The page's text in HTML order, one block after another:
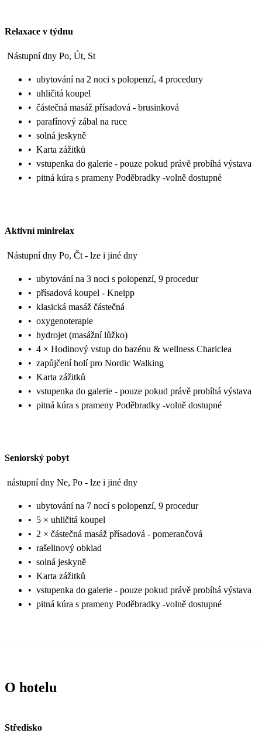
Relaxace v týdnu
Nástupní dny Po, Út, St
• ubytování na 2 noci s polopenzí, 4 procedury
• uhličitá koupel
• částečná masáž přísadová - brusinková
• parafínový zábal na ruce
• solná jeskyně
• Karta zážitků
• vstupenka do galerie - pouze pokud právě probíhá výstava
• pitná kúra s prameny Poděbradky -volně dostupné
Aktivní minirelax
Nástupní dny Po, Čt - lze i jiné dny
• ubytování na 3 noci s polopenzí, 9 procedur
• přísadová koupel - Kneipp
• klasická masáž částečná
• oxygenoterapie
• hydrojet (masážní lůžko)
• 4 × Hodinový vstup do bazénu & wellness Chariclea
• zapůjčení holí pro Nordic Walking
• Karta zážitků
• vstupenka do galerie - pouze pokud právě probíhá výstava
• pitná kúra s prameny Poděbradky -volně dostupné
Seniorský pobyt
nástupní dny Ne, Po - lze i jiné dny
• ubytování na 7 nocí s polopenzí, 9 procedur
• 5 × uhličitá koupel
• 2 × částečná masáž přísadová - pomerančová
• rašelinový obklad
• solná jeskyně
• Karta zážitků
• vstupenka do galerie - pouze pokud právě probíhá výstava
• pitná kúra s prameny Poděbradky -volně dostupné
O hotelu
Středisko